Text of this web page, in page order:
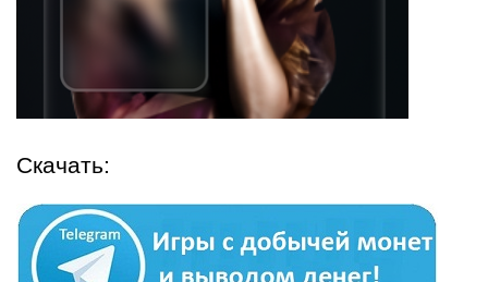
Скачать: